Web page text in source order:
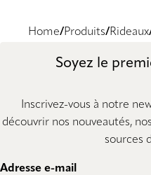
Home Produits Rideaux
Soyez le
Inscrivez-vous à notre
découvrir nos nouveautés,
sources
Adresse e-mail